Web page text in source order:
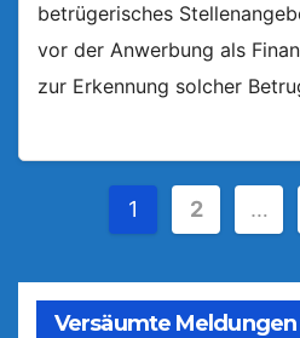
betrügerisches
vor der Anwerbung als
zur Erkennung solcher
Beiträge
1 2 …
Versäumte Meldungen